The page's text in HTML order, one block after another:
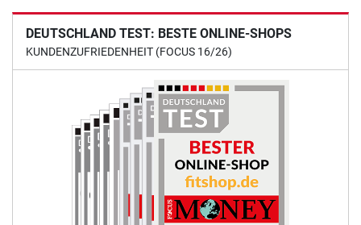
DEUTSCHLAND TEST: BESTE ONLINE-SHOPS
KUNDENZUFRIEDENHEIT (FOCUS 16/26)